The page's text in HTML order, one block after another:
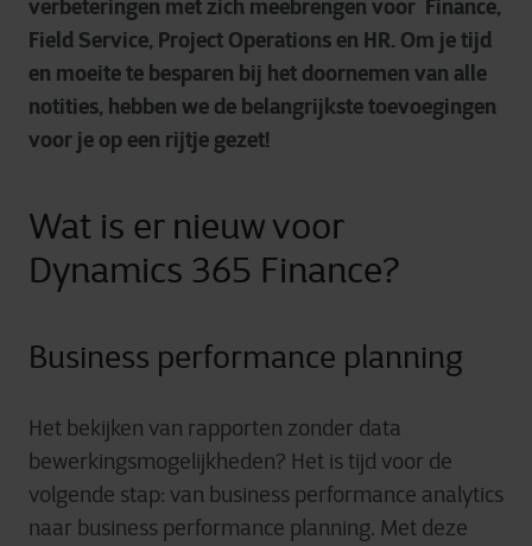
verbeteringen met zich meebrengen voor Finance,
Field Service, Project Operations en HR. Om je tijd
en moeite te besparen bij het doornemen van alle
notities, hebben we de belangrijkste toevoegingen
voor je op een rijtje gezet!
Wat is er nieuw voor
Dynamics 365 Finance?
Business performance planning
Het bekijken van rapporten zonder data
bewerkingsmogelijkheden? Het is tijd voor de
volgende stap: van business performance analytics
naar business performance planning. Met deze